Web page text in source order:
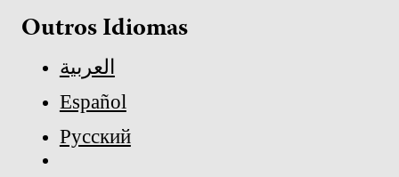
Outros Idiomas
العربية
Español
Русский